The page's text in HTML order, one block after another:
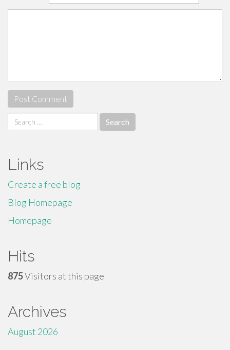
Search
for:
Links
Create a free blog
Blog Homepage
Homepage
Hits
875Visitors at this page
Archives
August 2026